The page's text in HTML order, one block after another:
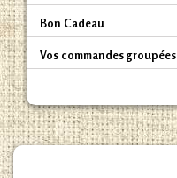
Bon Cadeau
Vos commandes groupées